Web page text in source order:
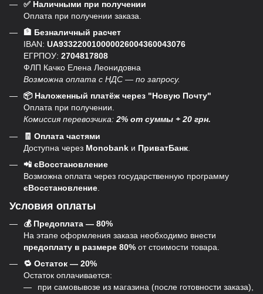
✅ Наличными при получении
Оплата при получении заказа.
🏦 Безналичный расчет
IBAN: UA933220010000026004360043076
ЕГРПОУ: 2704817808
ФЛП Качко Елена Леонидовна
Возможна оплата с НДС — по запросу.
📦 Наложенный платёж через "Новую Почту"
Оплата при получении.
Комиссия перевозчика:2% от суммы + 20 грн.
🧾 Оплата частями
Доступна через Monobank и ПриватБанк
📲 єВосстановление
Возможна оплата через государственную программу
єВосстановление
Условия оплаты
💰 Предоплата — 80%
На этапе оформления заказа необходимо внести
предоплату в размере 80% от стоимости товара.
🔁 Остаток — 20%
Остаток оплачивается:
при самовывозе из магазина (после готовности заказа),